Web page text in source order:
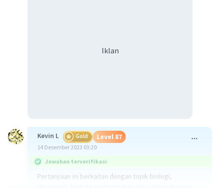
Iklan
Kevin L Gold Level 87
14 Desember 2023 03:20
Jawaban terverifikasi
Pertanyaan ini berkaitan dengan topik biologi,